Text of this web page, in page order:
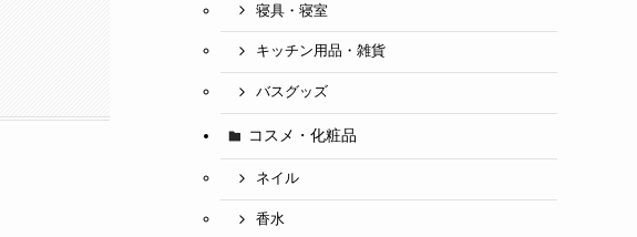
寝具・寝室
キッチン用品・雑貨
バスグッズ
コスメ・化粧品
ネイル
香水